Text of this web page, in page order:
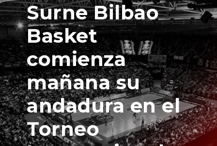
Surne Bilbao
Basket
comienza
mañana su
andadura en el
Torneo